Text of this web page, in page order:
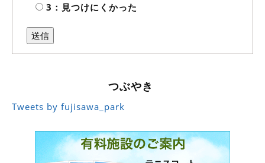
3：見つけにくかった
つぶやき
Tweets by fujisawa_park